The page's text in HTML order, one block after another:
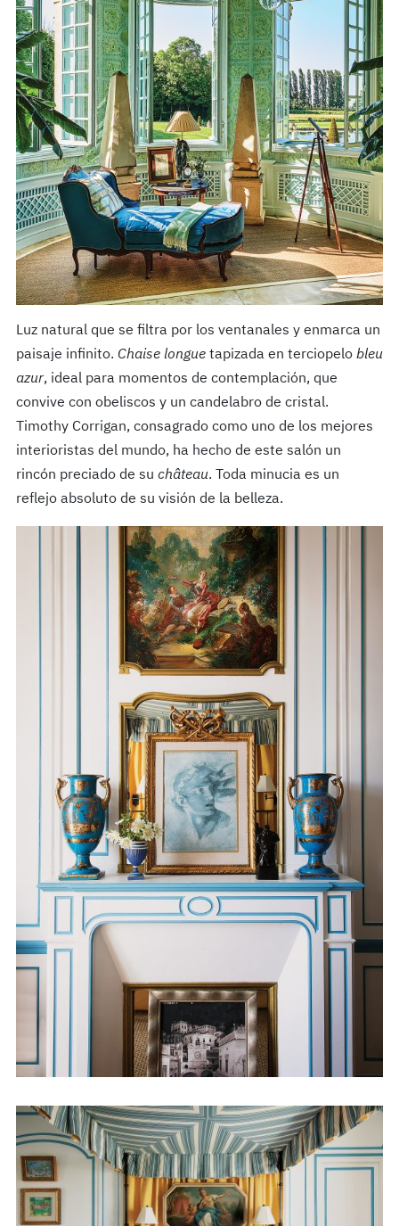
Luz natural que se filtra por los ventanales y enmarca un
paisaje infinito. Chaise longuetapizada en terciopelo bleu
azur, ideal para momentos de contemplación, que
convive con obeliscos y un candelabro de cristal.
Timothy Corrigan, consagrado como uno de los mejores
interioristas del mundo, ha hecho de este salón un
rincón preciado de su château. Toda minucia es un
reflejo absoluto de su visión de la belleza.